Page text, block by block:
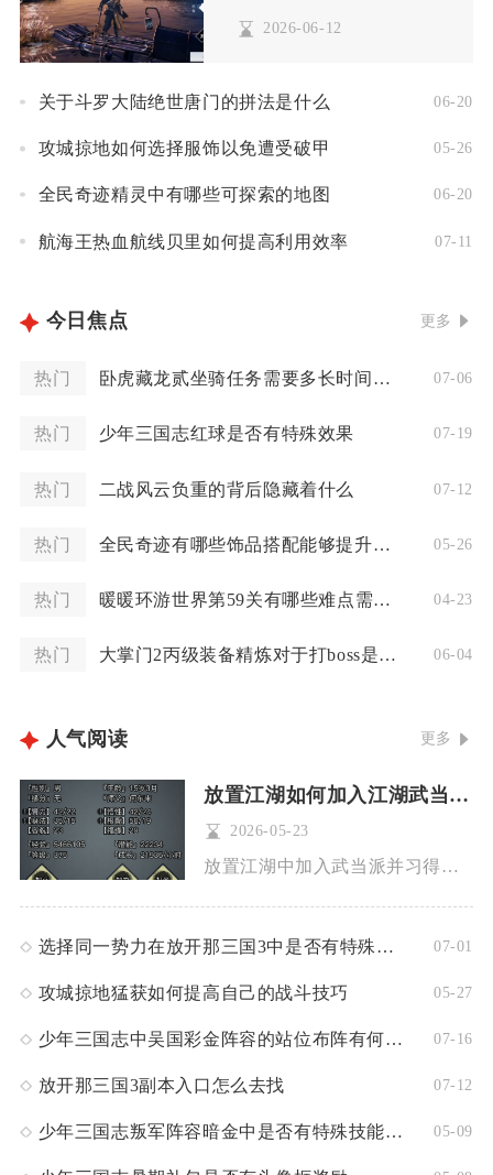
2026-06-12
关于斗罗大陆绝世唐门的拼法是什么 06-20
攻城掠地如何选择服饰以免遭受破甲 05-26
全民奇迹精灵中有哪些可探索的地图 06-20
航海王热血航线贝里如何提高利用效率 07-11
今日焦点 更多
热门 卧虎藏龙贰坐骑任务需要多长时间完成 07-06
热门 少年三国志红球是否有特殊效果 07-19
热门 二战风云负重的背后隐藏着什么 07-12
热门 全民奇迹有哪些饰品搭配能够提升战斗实力 05-26
热门 暖暖环游世界第59关有哪些难点需要突破 04-23
热门 大掌门2丙级装备精炼对于打boss是否更有帮助 06-04
人气阅读 更多
放置江湖如何加入江湖武当派学习武术技艺
2026-05-23
放置江湖中加入武当派并习得核心武学，需创建男性角色，在拜师界...
选择同一势力在放开那三国3中是否有特殊奖励 07-01
攻城掠地猛获如何提高自己的战斗技巧 05-27
少年三国志中吴国彩金阵容的站位布阵有何特点 07-16
放开那三国3副本入口怎么去找 07-12
少年三国志叛军阵容暗金中是否有特殊技能角色 05-09